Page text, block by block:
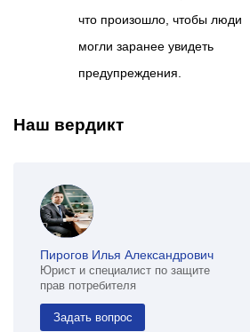
что произошло, чтобы люди
могли заранее увидеть
предупреждения.
Наш вердикт
Пирогов Илья Александрович
Юрист и специалист по защите
прав потребителя
Задать вопрос